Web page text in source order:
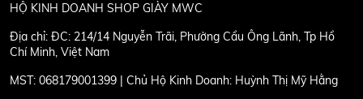
HỘ KINH DOANH SHOP GIÀY MWC
Địa chỉ: ĐC: 214/14 Nguyễn Trãi, Phường Cầu Ông Lãnh, Tp Hồ
Chí Minh, Việt Nam
MST: 068179001399 | Chủ Hộ Kinh Doanh: Huỳnh Thị Mỹ Hằng